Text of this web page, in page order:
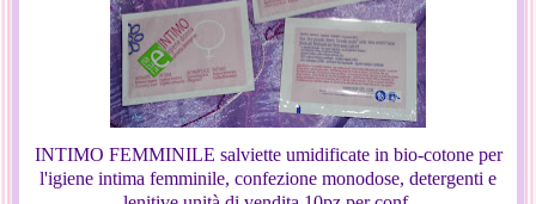
INTIMO FEMMINILE salviette umidificate in bio-cotone per
l'igiene intima femminile, confezione monodose, detergenti e